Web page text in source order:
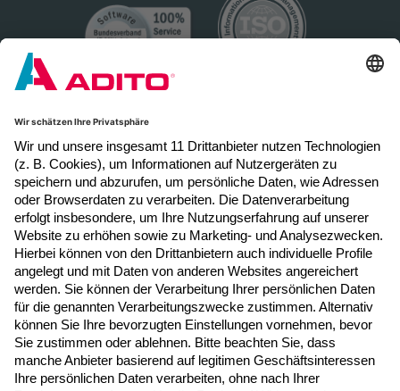
Newsletter Anmeldung
Melden Sie sich hier zum Newsletter an, um
neue Blogposts, Event- und Webinar-
Einladungen per E-Mail zu erhalten.
Jetzt anmelden